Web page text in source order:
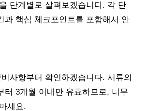
단계별로 살펴보겠습니다. 각 단
과 핵심 체크포인트를 포함해서 안
사항부터 확인하겠습니다. 서류의
터 3개월 이내만 유효하므로, 너무
세요.